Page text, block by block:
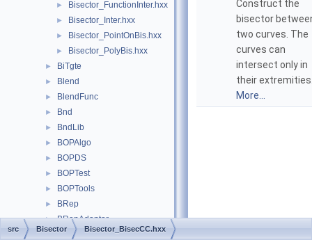
► Bisector_FunctionInter.hxx
► Bisector_Inter.hxx
► Bisector_PointOnBis.hxx
► Bisector_PolyBis.hxx
► BiTgte
► Blend
► BlendFunc
► Bnd
► BndLib
► BOPAlgo
► BOPDS
► BOPTest
► BOPTools
► BRep
► BRepAdaptor
► BRepAlgo
Construct the
bisector
two curves. The
curves can
intersect only in
their
More...
src Bisector Bisector_BisecCC.hxx